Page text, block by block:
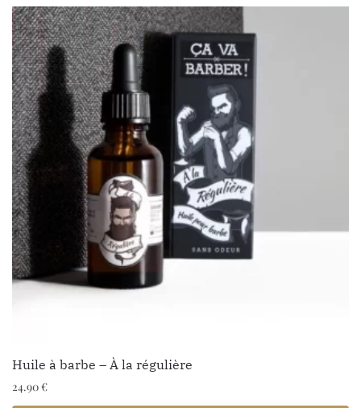
Huile à barbe – À la régulière
24.90€